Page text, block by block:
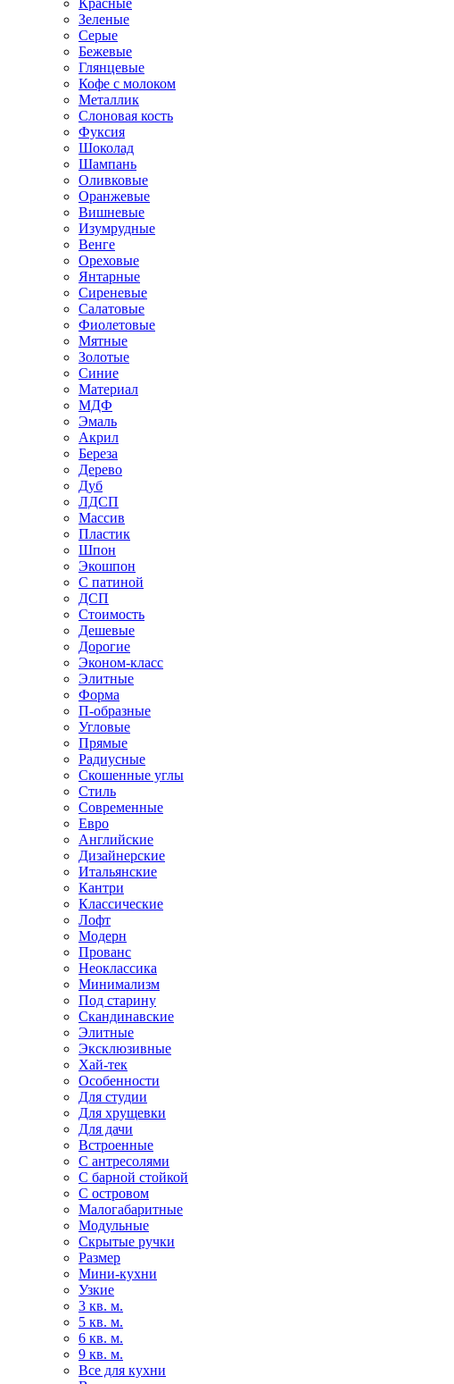
Зеленые
Серые
Бежевые
Глянцевые
Кофе с молоком
Металлик
Слоновая кость
Фуксия
Шоколад
Шампань
Оливковые
Оранжевые
Вишневые
Изумрудные
Венге
Ореховые
Янтарные
Сиреневые
Салатовые
Фиолетовые
Мятные
Золотые
Синие
Материал
МДФ
Эмаль
Акрил
Береза
Дерево
Дуб
ЛДСП
Массив
Пластик
Шпон
Экошпон
С патиной
ДСП
Стоимость
Дешевые
Дорогие
Эконом-класс
Элитные
Форма
П-образные
Угловые
Прямые
Радиусные
Скошенные углы
Стиль
Современные
Евро
Английские
Дизайнерские
Итальянские
Кантри
Классические
Лофт
Модерн
Прованс
Неоклассика
Минимализм
Под старину
Скандинавские
Элитные
Эксклюзивные
Хай-тек
Особенности
Для студии
Для хрущевки
Для дачи
Встроенные
С антресолями
С барной стойкой
С островом
Малогабаритные
Модульные
Скрытые ручки
Размер
Мини-кухни
Узкие
3 кв. м.
5 кв. м.
6 кв. м.
9 кв. м.
Все для кухни